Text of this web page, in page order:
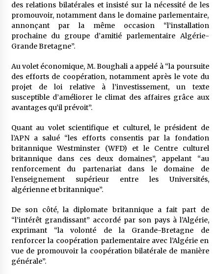
Rencontre nocturne dans le désert (Un conte
touareg)
5 ans ago
5 ans ago
Tradition orale/ D’où viennent les contes et à
5 ans ago
des relations bilatérales et insisté sur la nécessité de les
promouvoir, notamment dans le domaine parlementaire,
annonçant par la même occasion “l’installation
prochaine du groupe d’amitié parlementaire Algérie-
Grande Bretagne”.
Au volet économique, M. Boughali a appelé à “la poursuite
des efforts de coopération, notamment après le vote du
projet de loi relative à l’investissement, un texte
susceptible d’améliorer le climat des affaires grâce aux
avantages qu’il prévoit”.
Quant au volet scientifique et culturel, le président de
l’APN a salué “les efforts consentis par la fondation
britannique Westminster (WFD) et le Centre culturel
britannique dans ces deux domaines”, appelant “au
renforcement du partenariat dans le domaine de
l’enseignement supérieur entre les Universités,
algérienne et britannique”.
De son côté, la diplomate britannique a fait part de
“l’intérêt grandissant” accordé par son pays à l’Algérie,
exprimant “la volonté de la Grande-Bretagne de
renforcer la coopération parlementaire avec l’Algérie en
vue de promouvoir la coopération bilatérale de manière
générale”.